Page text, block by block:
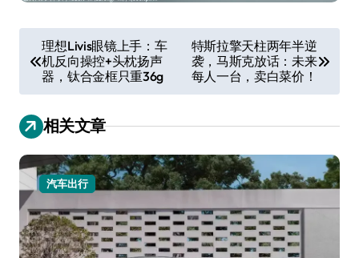
章
导
航
理想Livis眼镜上手：车
机反向操控+头枕扬声
器，钛合金框只重36g
特斯拉擎天柱两年半逆
袭，马斯克放话：未来
每人一台，卖白菜价！
相关文章
汽车出行